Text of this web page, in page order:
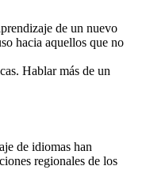
de un nuevo
hacia aquellos que no
Hablar más de un
de idiomas han
regionales de los